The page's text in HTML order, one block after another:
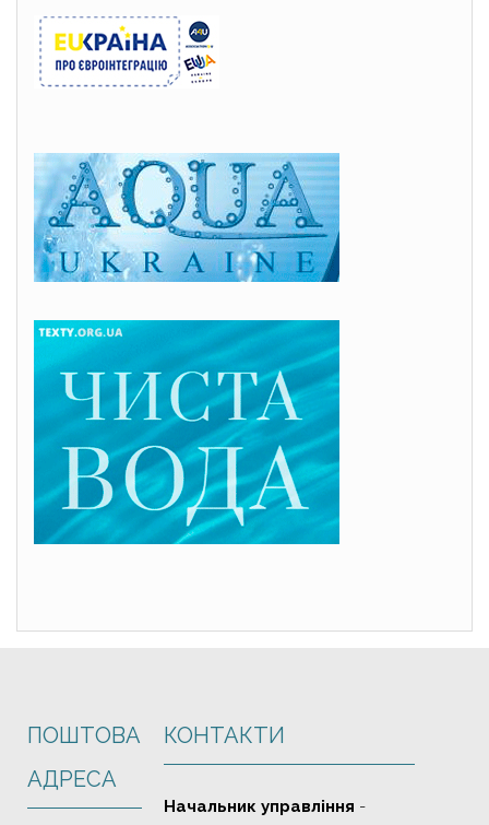
ПОШТОВА
АДРЕСА
КОНТАКТИ
Начальник управління -